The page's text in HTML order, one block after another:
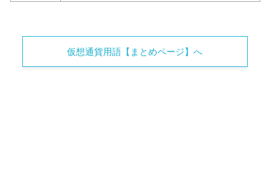
仮想通貨用語【まとめページ】へ